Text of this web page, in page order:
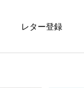
レター登録